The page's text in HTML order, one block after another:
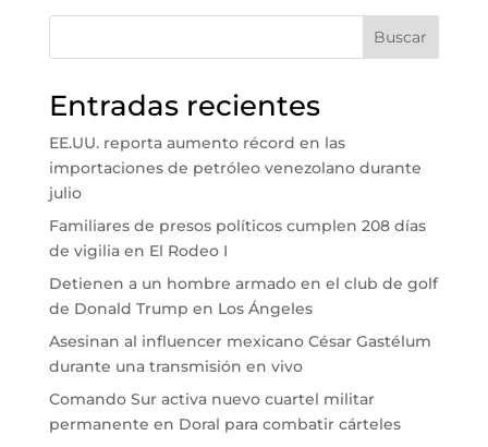
Buscar
Entradas recientes
EE.UU. reporta aumento récord en las
importaciones de petróleo venezolano durante
julio
Familiares de presos políticos cumplen 208 días
de vigilia en El Rodeo I
Detienen a un hombre armado en el club de golf
de Donald Trump en Los Ángeles
Asesinan al influencer mexicano César Gastélum
durante una transmisión en vivo
Comando Sur activa nuevo cuartel militar
permanente en Doral para combatir cárteles